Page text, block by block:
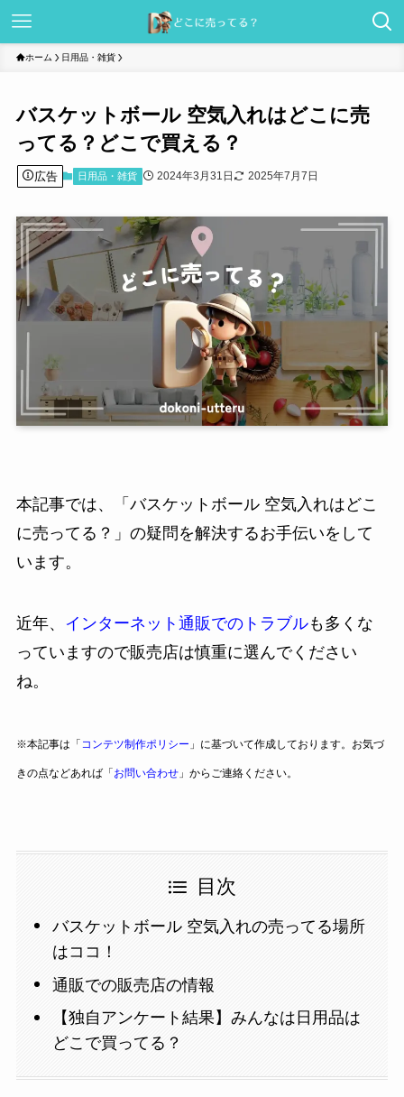
ホーム 日用品・雑貨
バスケットボール 空気入れはどこに売
ってる？どこで買える？
広告 日用品・雑貨 2024年3月31日 2025年7月7日
本記事では、「バスケットボール 空気入れはどこ
に売ってる？」の疑問を解決するお手伝いをして
います。
近年、 インターネット通販でのトラブルも多くな
っていますので販売店は慎重に選んでください
ね。
※本記事は「 コンテツ制作ポリシー 」に基づいて作成しております。お気づ
きの点などあれば「 お問い合わせ」からご連絡ください。
目次
バスケットボール 空気入れの売ってる場所
はココ！
通販での販売店の情報
【独自アンケート結果】みんなは日用品は
どこで買ってる？